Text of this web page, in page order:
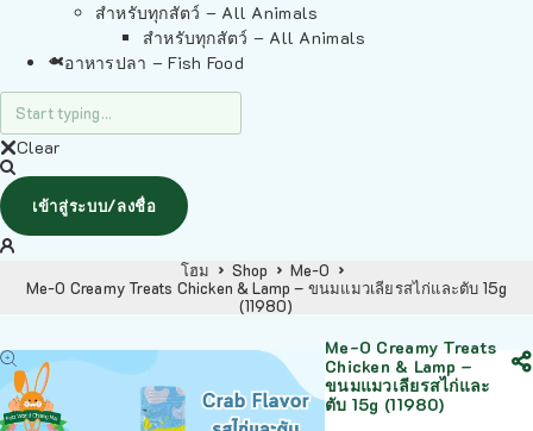
สำหรับทุกสัตว์ – All Animals
สำหรับทุกสัตว์ – All Animals
อาหารปลา – Fish Food
Clear
เข้าสู่ระบบ/ลงชื่อ
โฮม Shop
Me-O
Me-O Creamy Treats Chicken & Lamp – ขนมแมวเลียรสไก่และตับ 15g
(11980)
Me-O Creamy Treats
Chicken & Lamp –
ขนมแมวเลียรสไก่และ
ตับ 15g (11980)